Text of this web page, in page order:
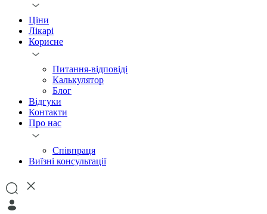
Ціни
Лікарі
Корисне
Питання-відповіді
Калькулятор
Блог
Відгуки
Контакти
Про нас
Співпраця
Виїзні консультації